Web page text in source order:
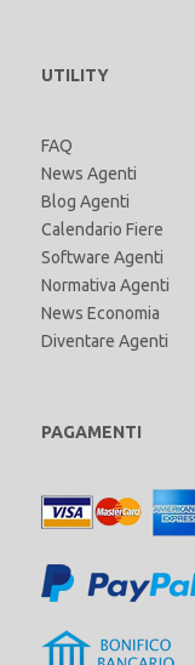
UTILITY
FAQ
News Agenti
Blog Agenti
Calendario Fiere
Software Agenti
Normativa Agenti
News Economia
Diventare Agenti
PAGAMENTI